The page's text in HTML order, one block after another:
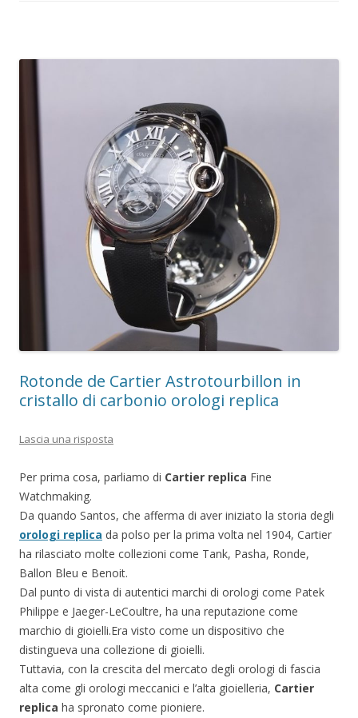
Rotonde de Cartier Astrotourbillon in
cristallo di carbonio orologi replica
Lascia una risposta
Per prima cosa, parliamo di Cartier replica Fine
Watchmaking.
Da quando Santos, che afferma di aver iniziato la storia degli
orologi replica da polso per la prima volta nel 1904, Cartier
ha rilasciato molte collezioni come Tank, Pasha, Ronde,
Ballon Bleu e Benoit.
Dal punto di vista di autentici marchi di orologi come Patek
Philippe e Jaeger-LeCoultre, ha una reputazione come
marchio di gioielli.Era visto come un dispositivo che
distingueva una collezione di gioielli.
Tuttavia, con la crescita del mercato degli orologi di fascia
alta come gli orologi meccanici e l’alta gioielleria, Cartier
replica ha spronato come pioniere.